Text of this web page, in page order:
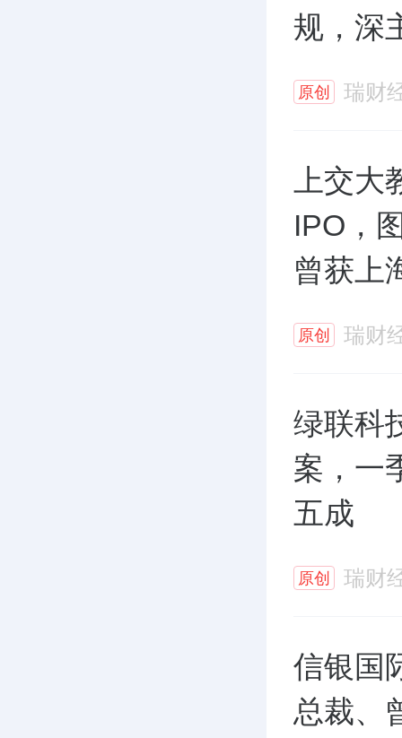
规，深
原创 瑞财
上交
IPO，
曾获上
原创 瑞财
绿联科
案，一
五成
原创 瑞财
信银国
总裁、